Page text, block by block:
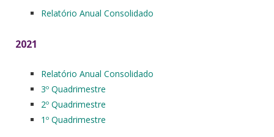
Relatório Anual Consolidado
2021
Relatório Anual Consolidado
3º Quadrimestre
2º Quadrimestre
1º Quadrimestre